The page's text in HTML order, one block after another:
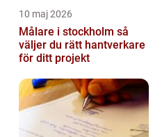
10 maj 2026
Målare i stockholm så
väljer du rätt hantverkare
för ditt projekt